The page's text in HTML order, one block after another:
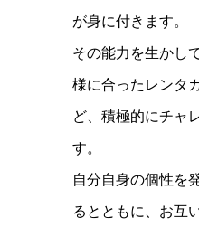
が身に付きます。
その能力を生かし
様に合ったレンタ
ど、積極的にチャ
す。
自分自身の個性を
るとともに、お互